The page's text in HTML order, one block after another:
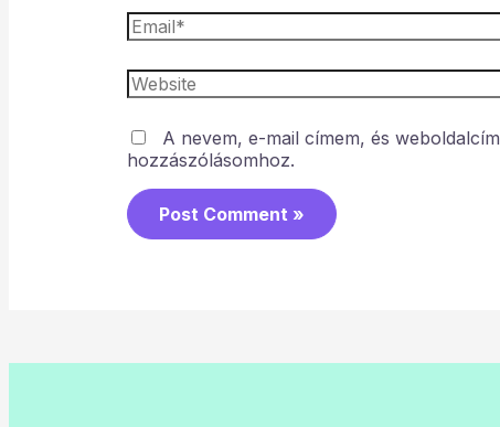
A nevem, e-mail címem, és
hozzászólásomhoz.